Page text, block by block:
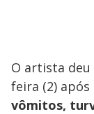
O artista
feira (2)
vômitos,